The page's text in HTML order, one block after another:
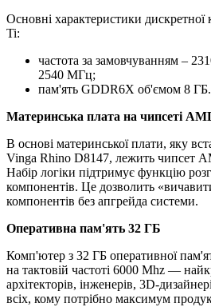
Основні характеристики
Ti:
частота за замовчуванням –
2540 МГц;
пам'ять GDDR6X об'ємом 8 ГБ.
Материнська плата на чипсеті
В основі материнської плати, яку
Vinga Rhino D8147, лежить чипсет
Набір логіки підтримує функцію
компонентів. Це дозволить
компонентів без апгрейда системи.
Оперативна пам'ять 32 ГБ
Комп'ютер з 32 ГБ оперативної
на тактовій частоті 6000 Mhz —
архітекторів, інженерів, 3D-
всіх, кому потрібно максимум